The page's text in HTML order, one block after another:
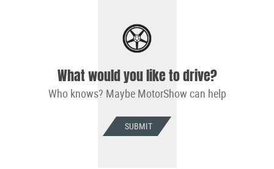
What would you like to drive?
Who knows? Maybe MotorShow can help
SUBMIT